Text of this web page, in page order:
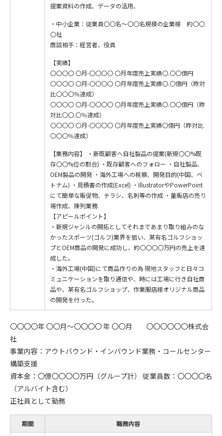
提案資料の作成、データの活用、
・中小企業：従業員〇〇名～〇〇名規模の企業様 約〇〇
〇社
商談相手：経営者、役員
【実績】
〇〇〇〇 〇月-〇〇〇〇 〇月年度売上実績〇.〇〇億円
〇〇〇〇 〇月-〇〇〇〇 〇月年度売上実績〇.〇億円（昨対
比〇〇〇％達成）
〇〇〇〇 〇月-〇〇〇〇 〇月年度売上実績〇.〇〇億円（昨
対比〇〇.〇％達成）
〇〇〇〇 〇月-〇〇〇〇 〇月年度売上実績〇億円（昨対比
〇〇〇％達成）
【業務内容】 ・新既顧客へ自社製品の提案(新規〇〇%既
存〇〇%位の割合) ・既存顧客へのフォロー ・自社製品、
OEM製品の開発 ・海外工場への視察、開発目的(中国、ベ
トナム) ・見積書の作成(Excel) ・IllustratorやPowerPoint
にて簡単な販促物、チラシ、名刺等の作成 ・量販店の売り
場作成、陳列業務
【アピールポイント】
・新規ジャンルの開拓としてそれまであまり取り組みのな
かったスポーツ(ゴルフ)業界を狙い、某有名ゴルフショッ
プとOEM商品の開発に成功し、約〇〇〇〇万円の売上を達
成した。
・海外工場(中国)にて商品作りの為 現地スタッフと日々コ
ミュニケーションを取り通信や、時には工場に行き自社商
品や、某有名ゴルフショップ、作業服店様オリジナル商品
の開発を行った。
〇〇〇〇年 〇〇月～〇〇〇〇 年 〇〇月 〇〇〇〇〇〇株式会
社
事業内容：アウトバウンド・インバウンド業務・コールセンター
構築支援
資本金：〇億〇〇〇〇万円（グループ計） 従業員数：〇〇〇〇名
（アルバイト含む）
正社員として勤務
期間 職務内容